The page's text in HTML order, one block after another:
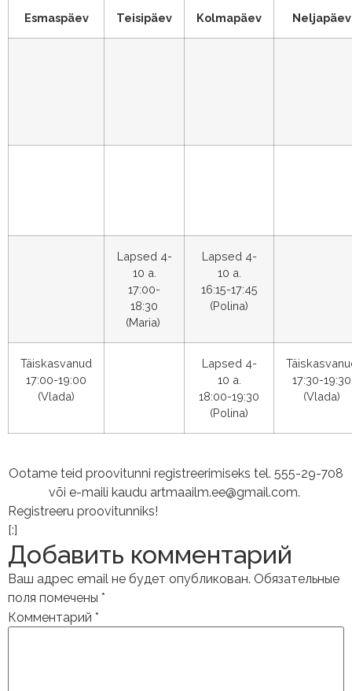
Esmaspäev Teisipäev Kolmapäev Neljapäev
Lapsed 4-
10 a.
17:00-
18:30
(Maria)
Lapsed 4-
10 a.
16:15-17:45
(Polina)
Täiskasvanud
17:00-19:00
(Vlada)
Lapsed 4-
10 a.
18:00-19:30
(Polina)
17:30-19:30
(Vlada)
Ootame teid proovitunni registreerimiseks tel. 555-29-708
või e-maili kaudu artmaailm.ee@gmail.com.
Registreeru proovitunniks!
[:]
Добавить комментарий
Ваш адрес email не будет опубликован. Обязательные
поля помечены *
Комментарий *